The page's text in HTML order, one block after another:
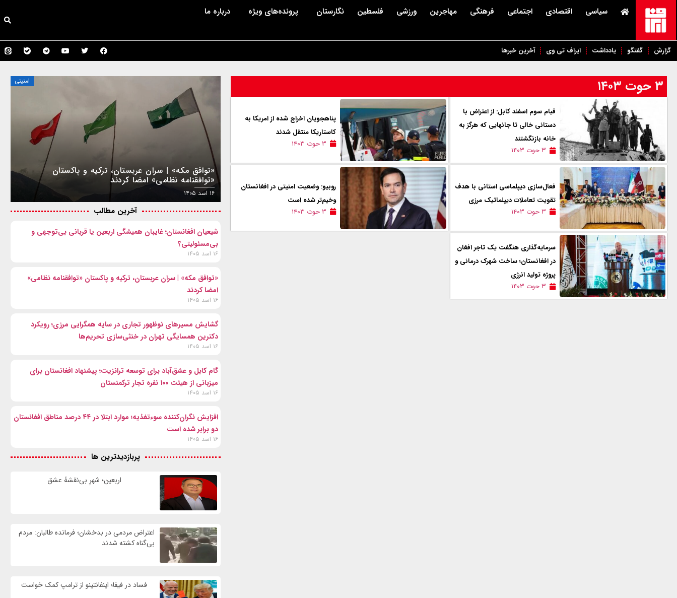
سیاسی اقتصادی اجتماعی فرهنگی مهاجرین ورزشی فلسطین نگارستان پرونده‌های ویژه درباره ما
گزارش گفتگو یادداشت ایراف تی وی آخرین خبرها
۳ حوت ۱۴۰۳
قیام سوم اسفند کابل: از اعتراض با
دستانی خالی تا جانهایی که هرگز به
خانه بازنگشتند
۳ حوت ۱۴۰۳
پناهجویان اخراج شده از امریکا به
کاستاریکا منتقل شدند
۳ حوت ۱۴۰۳
فعال‌سازی دیپلماسی استانی با هدف
تقویت تعاملات دیپلماتیک مرزی
۳ حوت ۱۴۰۳
روبیو: وضعیت امنیتی در افغانستان
وخیم‌تر شده است
۳ حوت ۱۴۰۳
سرمایه‌گذاری هنگفت یک تاجر افغان
در افغانستان؛ ساخت شهرک درمانی و
پروژه تولید انرژی
۳ حوت ۱۴۰۳
امنیتی
«توافق مکه» | سران عربستان، ترکیه و پاکستان
«توافقنامه نظامی» امضا کردند
۱۶ اسد ۱۴۰۵
آخرین مطالب
شیعیان افغانستان؛ غایبان همیشگی اربعین یا قربانی بی‌توجهی و
بی‌مسئولیتی؟
۱۶ اسد ۱۴۰۵
«توافق مکه» | سران عربستان، ترکیه و پاکستان «توافقنامه نظامی»
امضا کردند
۱۶ اسد ۱۴۰۵
گشایش مسیرهای نوظهور تجاری در سایه همگرایی مرزی؛ رویکرد
دکترین همسایگی تهران در خنثی‌سازی تحریم‌ها
۱۶ اسد ۱۴۰۵
گام کابل و عشق‌آباد برای توسعه ترانزیت؛ پیشنهاد افغانستان برای
میزبانی از هیئت ۱۰۰ نفره تجار ترکمنستان
۱۶ اسد ۱۴۰۵
افزایش نگران‌کننده سوءتغذیه؛ موارد ابتلا در ۴۴ درصد مناطق افغانستان
دو برابر شده است
۱۶ اسد ۱۴۰۵
پربازدیدترین ها
اربعین؛ شهرِ بی‌نقشهٔ عشق
اعتراض مردمی در بدخشان؛ فرمانده طالبان: مردم
بی‌گناه کشته شدند
فساد در فیفا؛ اینفانتینو از ترامپ کمک خواست